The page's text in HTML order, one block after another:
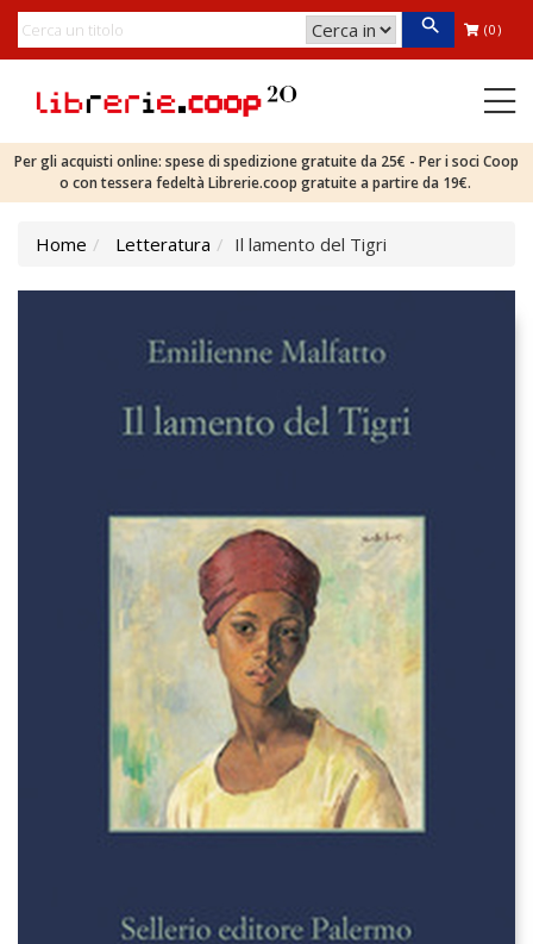
(0)
Per gli acquisti online: spese di spedizione gratuite da 25€ - Per i soci Coop
o con tessera fedeltà Librerie.coop gratuite a partire da 19€.
Home Letteratura Il lamento del Tigri